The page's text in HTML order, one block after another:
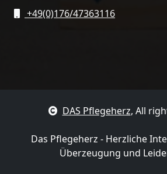
+49(0)176/47363116
DAS Pflegeherz, All
Das Pflegeherz - Herzliche
Überzeugung und